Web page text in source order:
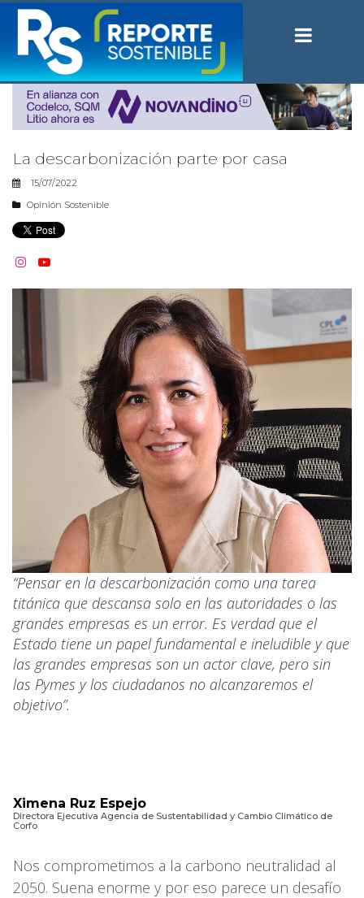
La descarbonización parte por casa
15/07/2022
Opinión Sostenible
 
“Pensar en la descarbonización como una tarea
titánica que descansa solo en las autoridades o las
grandes empresas es un error. Es verdad que el
Estado tiene un papel fundamental e ineludible y que
las grandes empresas son un actor clave, pero sin
las Pymes y los ciudadanos no alcanzaremos el
objetivo”.
Ximena Ruz Espejo
Directora Ejecutiva Agencia de Sustentabilidad y Cambio Climático de
Corfo
Nos comprometimos a la carbono neutralidad al
2050. Suena enorme y por eso parece un desafío